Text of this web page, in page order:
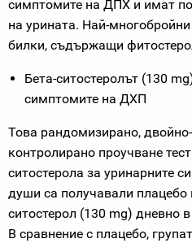
симптомите на ДПХ и имат
на урината. Най-
билки, съдържащи
Бета-ситостеролът (130
симптомите на ДХП
Това рандомизирано,
контролирано проучване
ситостерола за уринарните
души са получавали плацебо
ситостерол (130 mg) дневно
В сравнение с плацебо,